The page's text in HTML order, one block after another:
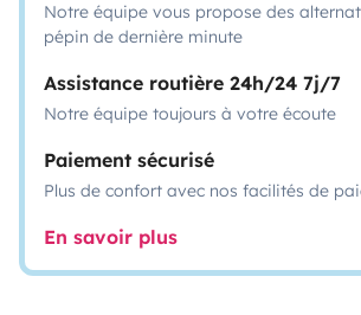
Notre équipe vous propose des
pépin de dernière minute
Assistance routière 24h/24 7j/7
Notre équipe toujours à votre écoute
Paiement sécurisé
Plus de confort avec nos facilités de
En savoir plus